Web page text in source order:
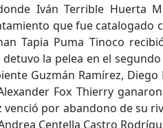
Iván Terrible Huerta
que fue catalogado
Tapia Puma Tinoco
la pelea en el
Guzmán Ramírez, Diego
Fox Thierry
venció por abandono de su
Centella Castro